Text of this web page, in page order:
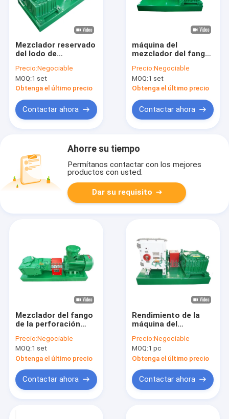
Mezclador reservado
del lodo de
para el campo
petrolífero
1157*670*607m m
Precio:Negociable
MOQ:1 set
Obtenga el último precio
Contactar ahora
máquina del
mezclador del fango
800m m, mezclador
antiséptico del fango
del efecto
Precio:Negociable
MOQ:1 set
Obtenga el último precio
Contactar ahora
Ahorre su tiempo
Permítanos contactar con los mejores
productos con usted.
Dar su requisito
Mezclador del fango
de la perforación
petróleo y
gas/pequeña huella
sin la máquina del
mezclador del fango
de la resbalón
Precio:Negociable
MOQ:1 set
Obtenga el último precio
Contactar ahora
Rendimiento de la
máquina del
de la serie de Jbq
alto para la gestión
de desechos de
perforación
Precio:Negociable
MOQ:1 pc
Obtenga el último precio
Contactar ahora